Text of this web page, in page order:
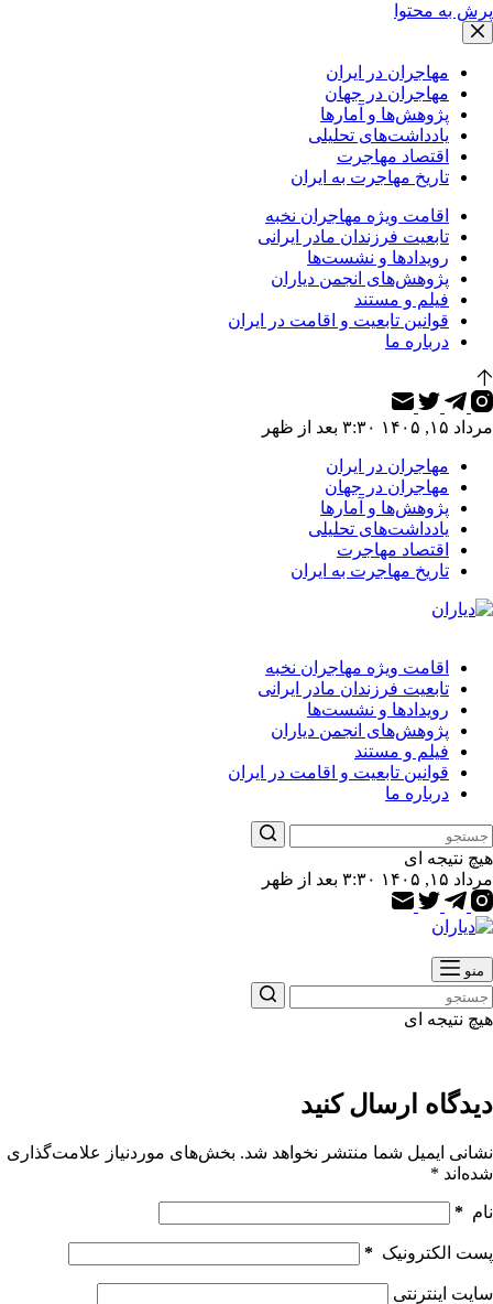
پرش به محتوا
مهاجران در ایران
مهاجران در جهان
پژوهش‌ها و آمارها
یادداشت‌های تحلیلی
اقتصاد مهاجرت
تاریخ مهاجرت به ایران
اقامت ویژه مهاجران نخبه
تابعیت فرزندان مادر ایرانی
رویدادها و نشست‌ها
پژوهش‌های انجمن دیاران
فیلم و مستند
قوانین تابعیت و اقامت در ایران
درباره ما
مرداد ۱۵, ۱۴۰۵ ۳:۳۰ بعد از ظهر
مهاجران در ایران
مهاجران در جهان
پژوهش‌ها و آمارها
یادداشت‌های تحلیلی
اقتصاد مهاجرت
تاریخ مهاجرت به ایران
اقامت ویژه مهاجران نخبه
تابعیت فرزندان مادر ایرانی
رویدادها و نشست‌ها
پژوهش‌های انجمن دیاران
فیلم و مستند
قوانین تابعیت و اقامت در ایران
درباره ما
هیچ نتیجه ای
مرداد ۱۵, ۱۴۰۵ ۳:۳۰ بعد از ظهر
منو
هیچ نتیجه ای
دیدگاه ارسال کنید
نشانی ایمیل شما منتشر نخواهد شد. بخش‌های موردنیاز علامت‌گذاری
شده‌اند *
نام *
پست الکترونیک *
سایت اینترنتی